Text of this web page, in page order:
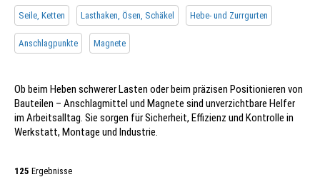
Seile, Ketten Lasthaken, Ösen, Schäkel Hebe- und Zurrgurten
Anschlagpunkte Magnete
Ob beim Heben schwerer Lasten oder beim präzisen Positionieren von
Bauteilen – Anschlagmittel und Magnete sind unverzichtbare Helfer
im Arbeitsalltag. Sie sorgen für Sicherheit, Effizienz und Kontrolle in
Werkstatt, Montage und Industrie.
125 Ergebnisse